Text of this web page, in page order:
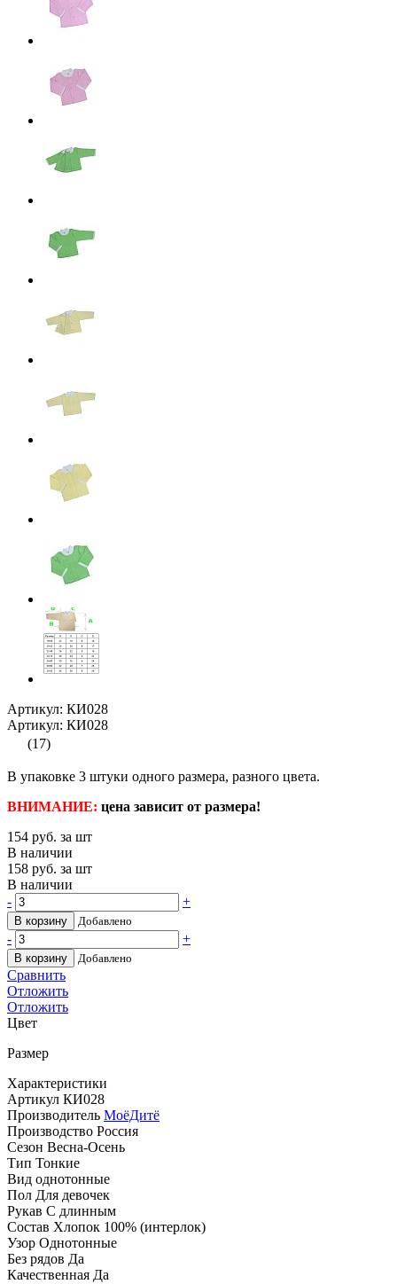
Артикул: КИ028
Артикул: КИ028
(17)
В упаковке 3 штуки одного размера, разного цвета.
ВНИМАНИЕ: цена зависит от размера!
154 руб. за шт
В наличии
158 руб. за шт
В наличии
-
+
В корзину Добавлено
- +
В корзину Добавлено
Сравнить
Отложить
Отложить
Цвет
Размер
Характеристики
Артикул КИ028
Производитель МоёДитё
Производство Россия
Сезон Весна-Осень
Тип Тонкие
Вид однотонные
Пол Для девочек
Рукав С длинным
Состав Хлопок 100% (интерлок)
Узор Однотонные
Без рядов Да
Качественная Да